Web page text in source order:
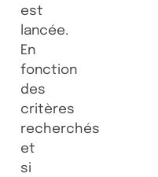
est
lancée.
En
fonction
des
critères
recherchés
et
si